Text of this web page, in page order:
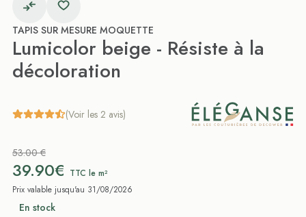
TAPIS SUR MESURE MOQUETTE
Lumicolor beige - Résiste à la
décoloration
(Voir les 2 avis)
53.00 €
39.90€ TTC le m²
Prix valable jusqu'au 31/08/2026
En stock